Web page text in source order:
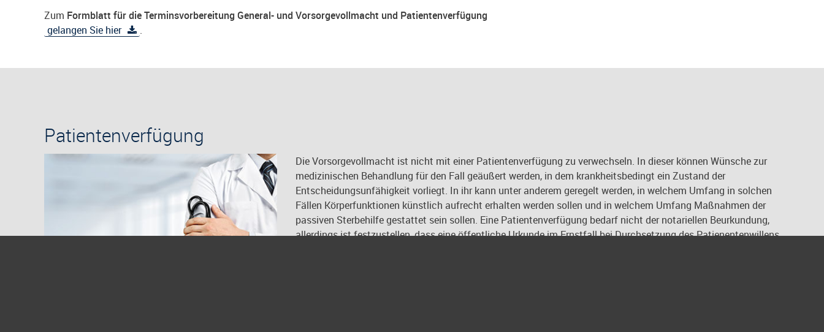
Zum Formblatt für die Terminsvorbereitung General- und Vorsorgevollmacht und Patientenverfügung
gelangen Sie hier
.
Patientenverfügung
Die Vorsorgevollmacht ist nicht mit einer Patientenverfügung zu verwechseln. In dieser können Wünsche zur
medizinischen Behandlung für den Fall geäußert werden, in dem krankheitsbedingt ein Zustand der
Entscheidungsunfähigkeit vorliegt. In ihr kann unter anderem geregelt werden, in welchem Umfang in solchen
Fällen Körperfunktionen künstlich aufrecht erhalten werden sollen und in welchem Umfang Maßnahmen der
passiven Sterbehilfe gestattet sein sollen. Eine Patientenverfügung bedarf nicht der notariellen Beurkundung,
allerdings ist festzustellen, dass eine öffentliche Urkunde im Ernstfall bei Durchsetzung des Patienentenwillens